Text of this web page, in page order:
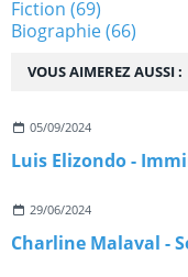
VOUS AIMEREZ AUSSI :
05/09/2024
Luis Elizondo -
29/06/2024
Charline Malaval -
Fiction (69)
Biographie(66)